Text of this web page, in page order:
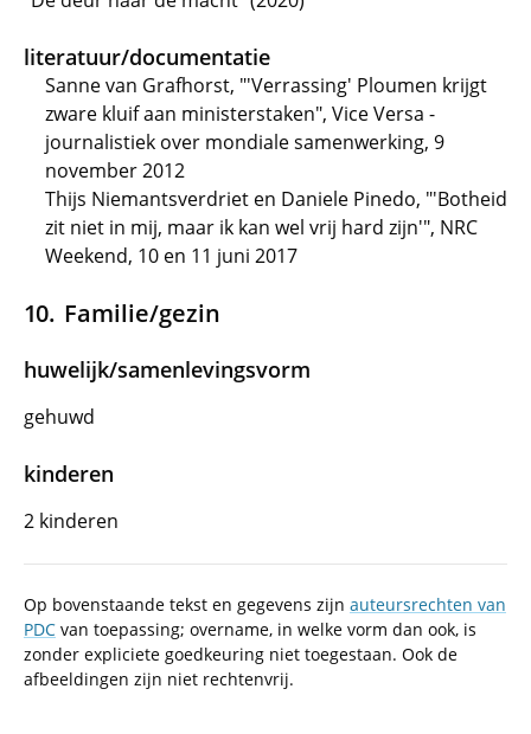
literatuur/documentatie
Sanne van Grafhorst, "'Verrassing' Ploumen krijgt
zware kluif aan ministerstaken", Vice Versa -
journalistiek over mondiale samenwerking, 9
november 2012
Thijs Niemantsverdriet en Daniele Pinedo, "'Botheid
zit niet in mij, maar ik kan wel vrij hard zijn'", NRC
Weekend, 10 en 11 juni 2017
Familie/gezin
huwelijk/samenlevingsvorm
gehuwd
kinderen
2 kinderen
Op bovenstaande tekst en gegevens zijn auteursrechten van
PDC van toepassing; overname, in welke vorm dan ook, is
zonder expliciete goedkeuring niet toegestaan. Ook de
afbeeldingen zijn niet rechtenvrij.